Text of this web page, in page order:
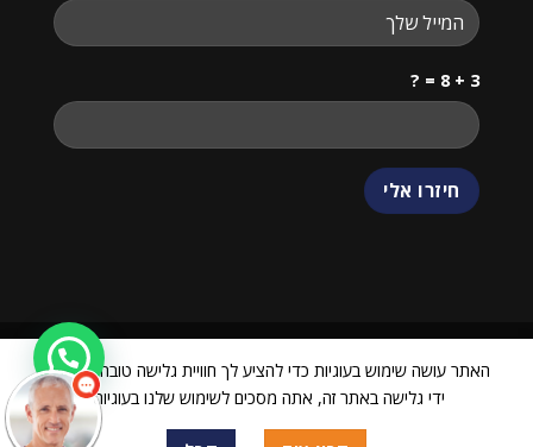
3 + 8 = ?
ביטול עסקה
24068751 VIEW CENTER
| מנוהל על ידי
האתר עושה שימוש בעוגיות כדי להציע לך חוויית גלישה טובה יותר. על
ידי גלישה באתר זה, אתה מסכים לשימוש שלנו בעוגיות.